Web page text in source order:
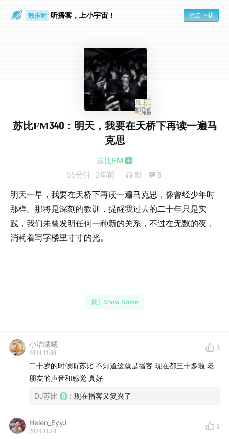
散步时 听播客，上小宇宙！ 点击下载
苏比FM340：明天，我要在天桥下再读一遍马
克思
苏比FM
55分钟 · 2年前 89 · 6
明天一早，我要在天桥下再读一遍马克思，像曾经少年时
那样。那将是深刻的教训，提醒我过去的二十年只是实
践，我们未曾发明任何一种新的关系，不过在无数的夜，
消耗着写字楼里寸寸的光。
人，而为什么长久的劳动却是为了拥有闲暇？这些他并没
有讲，但我仍旧该问，我可以是齿轮，但不能爱上齿轮。
我一定要再读一遍马克思。
展开Show Notes
小洁嗯嗯
2024.11.09
3
二十岁的时候听苏比 不知道这就是播客 现在都三十多啦 老
朋友的声音和感觉 真好
DJ苏比 : 现在播客又复兴了
Helen_EyyJ
2024.11.10
1